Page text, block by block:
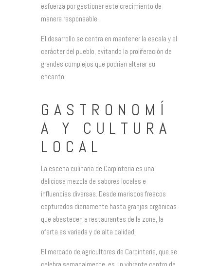
esfuerza por gestionar este crecimiento de
manera responsable.
El desarrollo se centra en mantener la escala y el
carácter del pueblo, evitando la proliferación de
grandes complejos que podrían alterar su
encanto.
GASTRONOMÍ
A Y CULTURA
LOCAL
La escena culinaria de Carpinteria es una
deliciosa mezcla de sabores locales e
influencias diversas. Desde mariscos frescos
capturados diariamente hasta granjas orgánicas
que abastecen a restaurantes de la zona, la
oferta es variada y de alta calidad.
El mercado de agricultores de Carpinteria, que se